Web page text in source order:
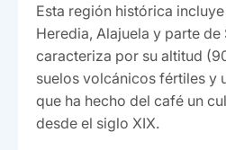
Esta región histórica
Heredia, Alajuela y parte de
caracteriza por su altitud
suelos volcánicos fértiles y
que ha hecho del café un
desde el siglo XIX.